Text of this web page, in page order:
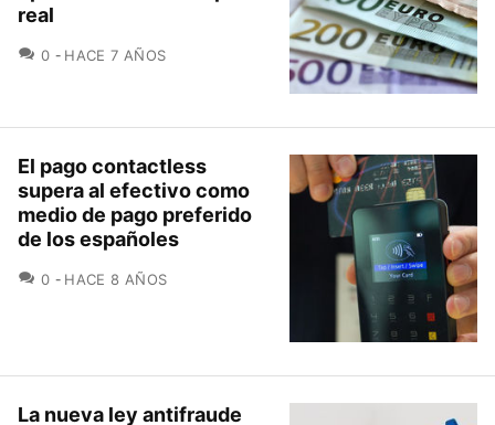
real
0 COMENTARIOS
HACE 7 AÑOS
El pago contactless
supera al efectivo como
medio de pago preferido
de los españoles
0 COMENTARIOS
HACE 8 AÑOS
La nueva ley antifraude